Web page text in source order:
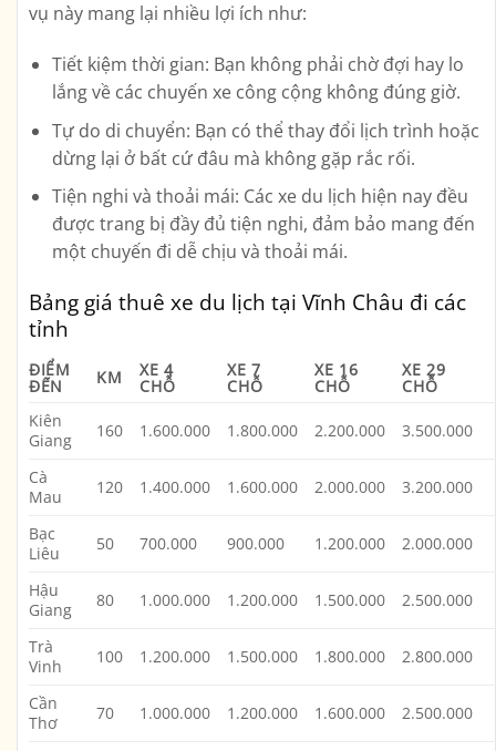
vụ này mang lại nhiều lợi ích như:
Tiết kiệm thời gian: Bạn không phải chờ đợi hay lo
lắng về các chuyến xe công cộng không đúng giờ.
Tự do di chuyển: Bạn có thể thay đổi lịch trình hoặc
dừng lại ở bất cứ đâu mà không gặp rắc rối.
Tiện nghi và thoải mái: Các xe du lịch hiện nay đều
được trang bị đầy đủ tiện nghi, đảm bảo mang đến
một chuyến đi dễ chịu và thoải mái.
Bảng giá thuê xe du lịch tại Vĩnh Châu đi các
tỉnh
ĐIỂM
ĐẾN KM XE 4
CHỖ
XE 7
CHỖ
XE 16
CHỖ
XE 29
CHỖ
Kiên
Giang
160 1.600.000 1.800.000 2.200.000 3.500.000
Cà
Mau
120 1.400.000 1.600.000 2.000.000 3.200.000
Bạc
Liêu
50 700.000 900.000 1.200.000 2.000.000
Hậu
Giang
80 1.000.000 1.200.000 1.500.000 2.500.000
Trà
Vinh
100 1.200.000 1.500.000 1.800.000 2.800.000
Cần
Thơ
70 1.000.000 1.200.000 1.600.000 2.500.000